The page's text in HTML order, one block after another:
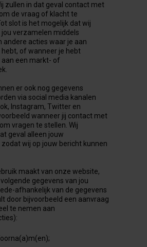
zullen in dat geval contact met
de vraag of klacht te
slot is het mogelijk dat wij
jou verzamelen middels
andere acties waar je aan
of wanneer je hebt
een markt- of
er ook nog gegevens
via social media kanalen
Instagram, Twitter en
wanneer jij contact met
vragen te stellen. Wij
geval alleen jouw
wij op jouw bericht kunnen
maakt van onze website,
gegevens van jou
afhankelijk van de gegevens
door bijvoorbeeld een aanvraag
te nemen aan